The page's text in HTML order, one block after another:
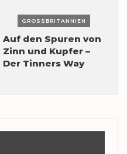
GROSSBRITANNIEN
Auf den Spuren von
Zinn und Kupfer –
Der Tinners Way